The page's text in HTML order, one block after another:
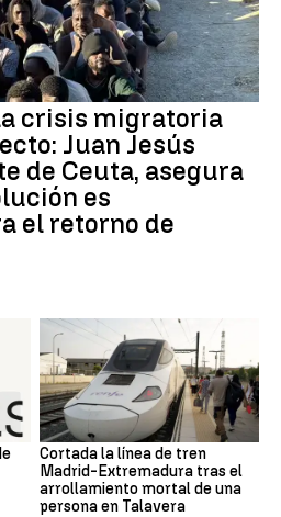
crisis migratoria
Juan Jesús
de Ceuta, asegura
es
el retorno de
Cortada la línea de tren
Madrid-Extremadura tras el
arrollamiento mortal de una
persona en Talavera